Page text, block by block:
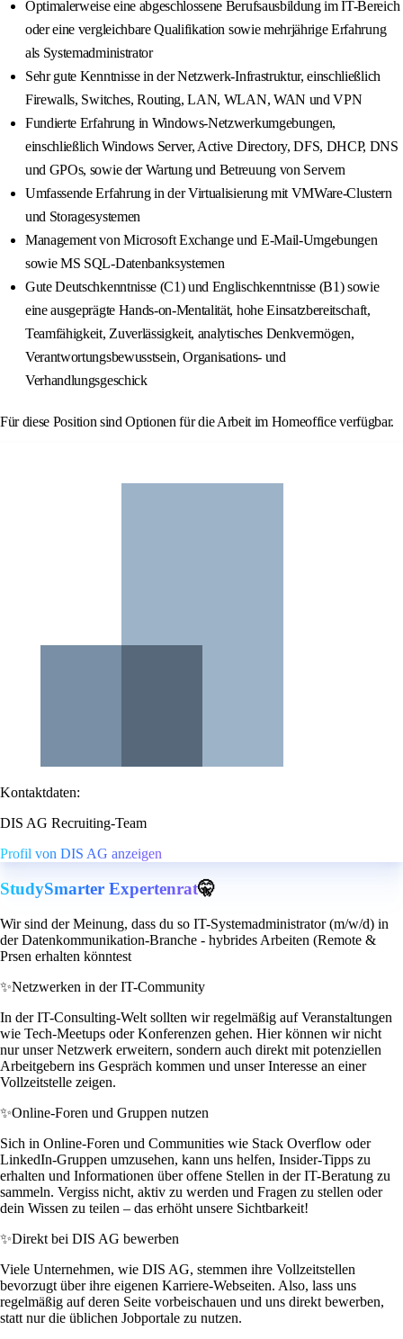
Optimalerweise eine abgeschlossene Berufsausbildung im IT-Bereich
oder eine vergleichbare Qualifikation sowie mehrjährige Erfahrung
als Systemadministrator
Sehr gute Kenntnisse in der Netzwerk-Infrastruktur, einschließlich
Firewalls, Switches, Routing, LAN, WLAN, WAN und VPN
Fundierte Erfahrung in Windows-Netzwerkumgebungen,
einschließlich Windows Server, Active Directory, DFS, DHCP, DNS
und GPOs, sowie der Wartung und Betreuung von Servern
Umfassende Erfahrung in der Virtualisierung mit VMWare-Clustern
und Storagesystemen
Management von Microsoft Exchange und E-Mail-Umgebungen
sowie MS SQL-Datenbanksystemen
Gute Deutschkenntnisse (C1) und Englischkenntnisse (B1) sowie
eine ausgeprägte Hands-on-Mentalität, hohe Einsatzbereitschaft,
Teamfähigkeit, Zuverlässigkeit, analytisches Denkvermögen,
Verantwortungsbewusstsein, Organisations- und
Verhandlungsgeschick
Für diese Position sind Optionen für die Arbeit im Homeoffice verfügbar.
Kontaktdaten:
DIS AG Recruiting-Team
Profil von DIS AG anzeigen
StudySmarter Expertenrat🤫
Wir sind der Meinung, dass du so IT-Systemadministrator (m/w/d) in
der Datenkommunikation-Branche - hybrides Arbeiten (Remote &
Prsen erhalten könntest
✨Netzwerken in der IT-Community
In der IT-Consulting-Welt sollten wir regelmäßig auf Veranstaltungen
wie Tech-Meetups oder Konferenzen gehen. Hier können wir nicht
nur unser Netzwerk erweitern, sondern auch direkt mit potenziellen
Arbeitgebern ins Gespräch kommen und unser Interesse an einer
Vollzeitstelle zeigen.
✨Online-Foren und Gruppen nutzen
Sich in Online-Foren und Communities wie Stack Overflow oder
LinkedIn-Gruppen umzusehen, kann uns helfen, Insider-Tipps zu
erhalten und Informationen über offene Stellen in der IT-Beratung zu
sammeln. Vergiss nicht, aktiv zu werden und Fragen zu stellen oder
dein Wissen zu teilen – das erhöht unsere Sichtbarkeit!
✨Direkt bei DIS AG bewerben
Viele Unternehmen, wie DIS AG, stemmen ihre Vollzeitstellen
bevorzugt über ihre eigenen Karriere-Webseiten. Also, lass uns
regelmäßig auf deren Seite vorbeischauen und uns direkt bewerben,
statt nur die üblichen Jobportale zu nutzen.